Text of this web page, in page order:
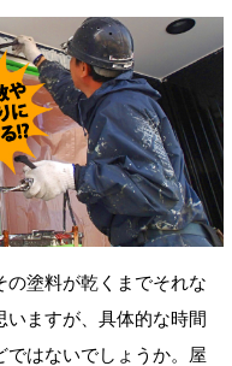
塗料が乾くまでそれな
いますが、具体的な時間
ではないでしょうか。屋